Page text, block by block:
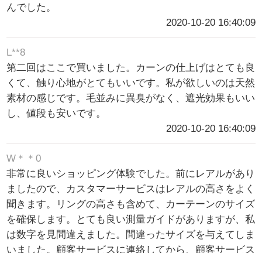
んでした。
2020-10-20 16:40:09
L**8
第二回はここで買いました。カーンの仕上げはとても良
くて、触り心地がとてもいいです。私が欲しいのは天然
素材の感じです。毛並みに異臭がなく、遮光効果もいい
し、値段も安いです。
2020-10-20 16:40:09
W＊＊0
非常に良いショッピング体験でした。前にレアルがあり
ましたので、カスタマーサービスはレアルの高さをよく
聞きます。リングの高さも含めて、カーテーンのサイズ
を確保します。とても良い測量ガイドがありますが、私
は数字を見間違えました。間違ったサイズを与えてしま
いました。顧客サービスに連絡してから、顧客サービス